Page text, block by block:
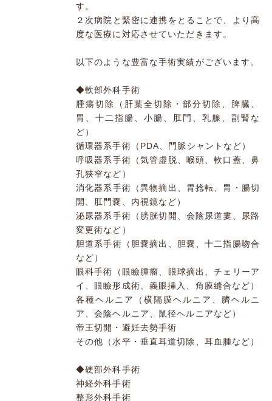
す。
２次病院と緊密に連携をとることで、より高
度な医療に対応させていただきます。
以下のような豊富な手術実績がございます。
◆軟部外科手術
腫瘍切除（肝葉全切除・部分切除、脾臓、
胃、十二指腸、小腸、肛門、乳腺、副腎な
ど）
循環器系手術（PDA、門脈シャントなど）
呼吸器系手術（気管虚脱、喉頭、軟口蓋、鼻
孔狭窄など）
消化器系手術（異物摘出、胃捻転、胃・腸切
開、肛門嚢、内視鏡など）
泌尿器系手術（膀胱切開、会陰尿道婁、尿路
変更術など）
胆道系手術（胆嚢摘出、胆嚢、十二指腸吻合
など）
眼科手術（眼瞼腫瘤、眼球摘出、チェリーア
イ、眼瞼形成術、義眼挿入、角膜縫合など）
各種ヘルニア（横隔膜ヘルニア、臍ヘルニ
ア、会陰ヘルニア、鼠径ヘルニアなど）
帝王切開・避妊去勢手術
その他（水平・垂直耳道切除、耳血腫など）
◆硬部外科手術
神経外科手術
整形外科手術